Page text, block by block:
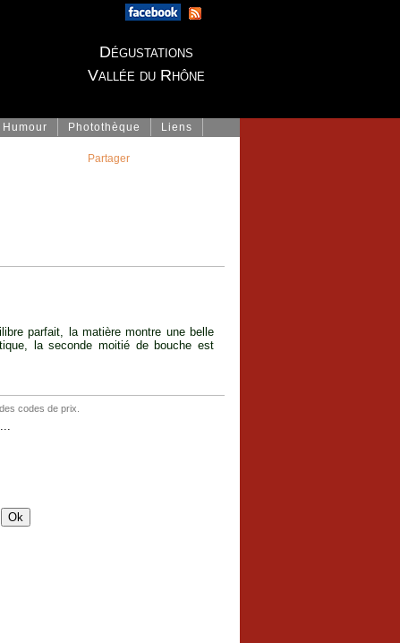
Dégustations
Vallée du Rhône
Humour Photothèque Liens
parfait, la matière montre une belle
la seconde moitié de bouche est
codes de prix.
Partager